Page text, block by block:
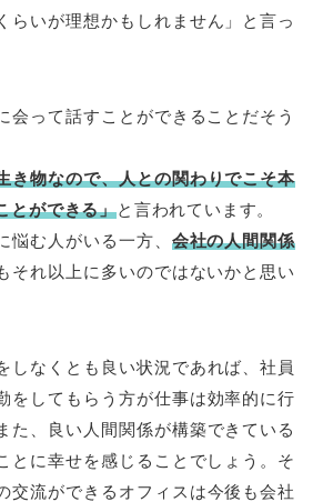
らいが理想かもしれません」と言っ
会って話すことができることだそう
き物なので、人との関わりでこそ本
とができる」と言われています。
悩む人がいる一方、 会社の人間関係
それ以上に多いのではないかと思い
しなくとも良い状況であれば、社員
をしてもらう方が仕事は効率的に行
た、良い人間関係が構築できている
とに幸せを感じることでしょう。そ
交流ができるオフィスは今後も会社